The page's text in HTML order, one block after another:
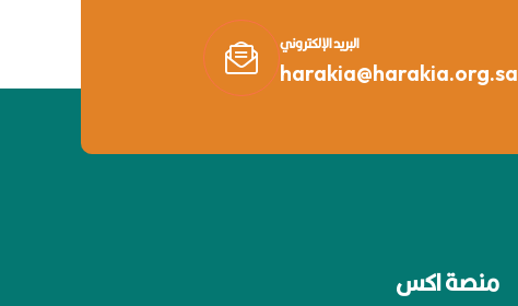
البريد الإلكتروني
harakia@harakia.org.sa
منصة اكس